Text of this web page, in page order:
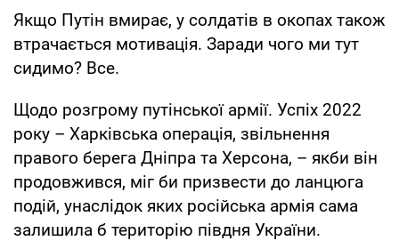
Якщо Путін вмирає, у солдатів в окопах також
втрачається мотивація. Заради чого ми тут
сидимо? Все.
Щодо розгрому путінської армії. Успіх 2022
року – Харківська операція, звільнення
правого берега Дніпра та Херсона, – якби він
продовжився, міг би призвести до ланцюга
подій, унаслідок яких російська армія сама
залишила б територію півдня України.